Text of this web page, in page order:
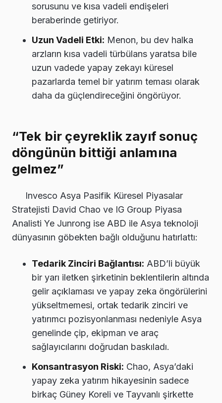
sorusunu ve kısa vadeli endişeleri
beraberinde getiriyor.
Uzun Vadeli Etki: Menon, bu dev halka
arzların kısa vadeli türbülans yaratsa bile
uzun vadede yapay zekayı küresel
pazarlarda temel bir yatırım teması olarak
daha da güçlendireceğini öngörüyor.
“Tek bir çeyreklik zayıf sonuç
döngünün bittiği anlamına
gelmez”
Invesco Asya Pasifik Küresel Piyasalar
Stratejisti David Chao ve IG Group Piyasa
Analisti Ye Junrong ise ABD ile Asya teknoloji
dünyasının göbekten bağlı olduğunu hatırlattı:
Tedarik Zinciri Bağlantısı: ABD’li büyük
bir yarı iletken şirketinin beklentilerin altında
gelir açıklaması ve yapay zeka öngörülerini
yükseltmemesi, ortak tedarik zinciri ve
yatırımcı pozisyonlanması nedeniyle Asya
genelinde çip, ekipman ve araç
sağlayıcılarını doğrudan baskıladı.
Konsantrasyon Riski: Chao, Asya’daki
yapay zeka yatırım hikayesinin sadece
birkaç Güney Koreli ve Tayvanlı şirkette